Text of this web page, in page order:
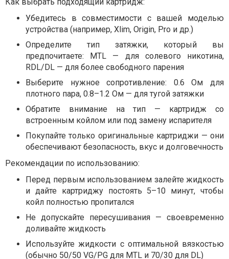
Убедитесь в совместимости с вашей моделью
устройства (например, Xlim, Origin, Pro и др.)
Определите тип затяжки, который вы
предпочитаете: MTL — для солевого никотина,
RDL/DL — для более свободного парения
Выберите нужное сопротивление: 0.6 Ом для
плотного пара, 0.8–1.2 Ом — для тугой затяжки
Обратите внимание на тип — картридж со
встроенным койлом или под замену испарителя
Покупайте только оригинальные картриджи — они
обеспечивают безопасность, вкус и долговечность
Рекомендации по использованию:
Перед первым использованием залейте жидкость
и дайте картриджу постоять 5–10 минут, чтобы
койл полностью пропитался
Не допускайте пересушивания — своевременно
доливайте жидкость
Используйте жидкости с оптимальной вязкостью
(обычно 50/50 VG/PG для MTL и 70/30 для DL)